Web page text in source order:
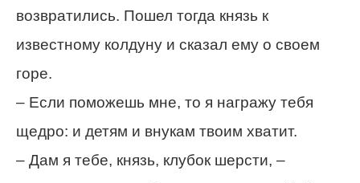
возвратились. Пошел тогда князь к
известному колдуну и сказал ему о своем
горе.
– Если поможешь мне, то я награжу тебя
щедро: и детям и внукам твоим хватит.
– Дам я тебе, князь, клубок шерсти, –